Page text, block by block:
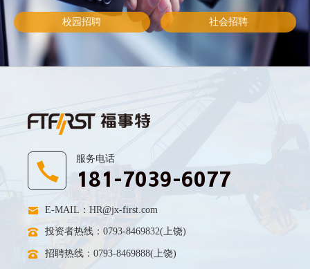
校园招聘 社会招聘
服务电话
181-7039-6077
E-MAIL： HR@jx-first.com
投资者热线：0793-8469832(上饶)
招聘热线：0793-8469888(上饶)